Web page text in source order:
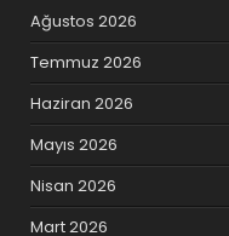
Ağustos 2026
Temmuz 2026
Haziran 2026
Mayıs 2026
Nisan 2026
Mart 2026